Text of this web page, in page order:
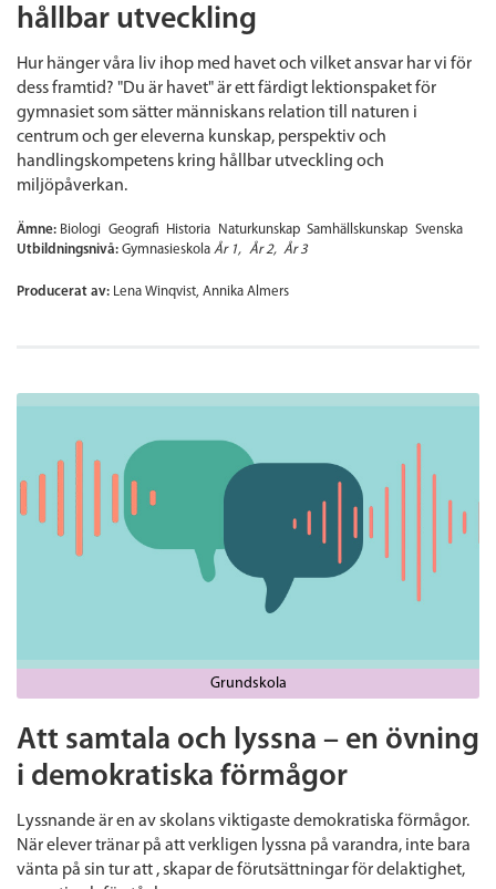
hållbar utveckling
Hur hänger våra liv ihop med havet och vilket ansvar har vi för
dess framtid? "Du är havet" är ett färdigt lektionspaket för
gymnasiet som sätter människans relation till naturen i
centrum och ger eleverna kunskap, perspektiv och
handlingskompetens kring hållbar utveckling och
miljöpåverkan.
Ämne: Biologi Geografi Historia Naturkunskap Samhällskunskap Svenska
Utbildningsnivå: Gymnasieskola År 1 År 2 År 3
Producerat av: Lena Winqvist, Annika Almers
Grundskola
Att samtala och lyssna – en övning
i demokratiska förmågor
Lyssnande är en av skolans viktigaste demokratiska förmågor.
När elever tränar på att verkligen lyssna på varandra, inte bara
vänta på sin tur att , skapar de förutsättningar för delaktighet,